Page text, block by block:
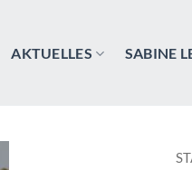
AKTUELLES SABINE